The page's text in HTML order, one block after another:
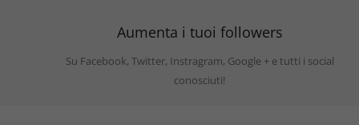
Aumenta i tuoi followers
Su Facebook, Twitter, Instragram, Google + e tutti i social
conosciuti!